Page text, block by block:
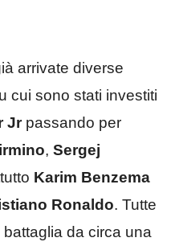
arrivate diverse
cui sono stati investiti
Jrpassando per
, Sergej
Karim Benzema
Ronaldo. Tutte
da circa una